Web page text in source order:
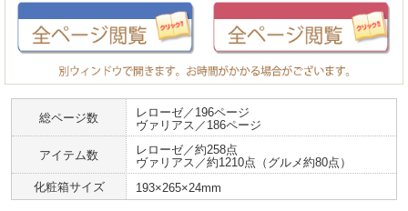
総ページ数
レローゼ／196ページ
ヴァリアス／186ページ
アイテム数
レローゼ／約258点
ヴァリアス／約1210点（グルメ約80点）
化粧箱サイズ
193×265×24mm